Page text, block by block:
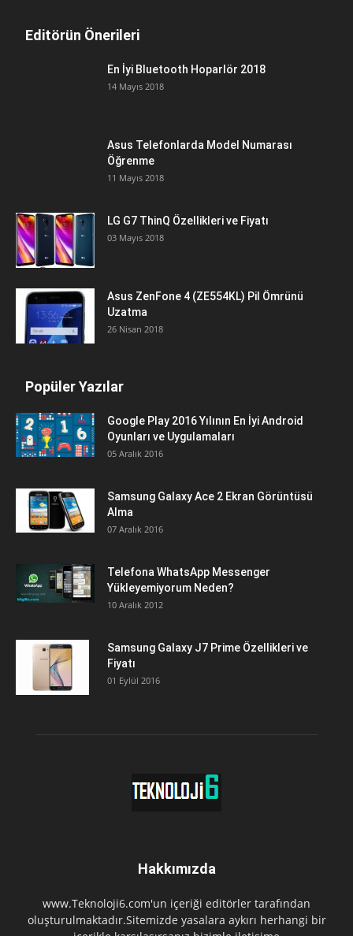
Editörün Önerileri
En İyi Bluetooth Hoparlör 2018
14 Mayıs 2018
Asus Telefonlarda Model Numarası
Öğrenme
11 Mayıs 2018
LG G7 ThinQ Özellikleri ve Fiyatı
03 Mayıs 2018
Asus ZenFone 4 (ZE554KL) Pil Ömrünü
Uzatma
26 Nisan 2018
Popüler Yazılar
Google Play 2016 Yılının En İyi Android
Oyunları ve Uygulamaları
05 Aralık 2016
Samsung Galaxy Ace 2 Ekran Görüntüsü
Alma
07 Aralık 2016
Telefona WhatsApp Messenger
Yükleyemiyorum Neden?
10 Aralık 2012
Samsung Galaxy J7 Prime Özellikleri ve
Fiyatı
01 Eylül 2016
Hakkımızda
www.Teknoloji6.com'un içeriği editörler tarafından
oluşturulmaktadır.Sitemizde yasalara aykırı herhangi bir